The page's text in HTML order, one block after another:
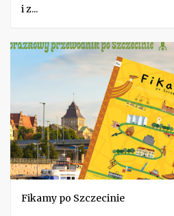
i z...
Fikamy po Szczecinie